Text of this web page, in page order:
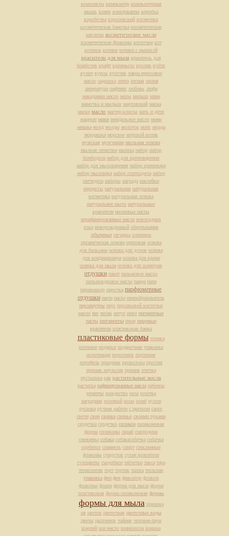
комплекты компьютер компьютерная
мышь конек консерванты коробка
коробочка королевский косметика
косметическая баночка косметические
кислоты косметические масла
косметические флаконы косточки кот
котенок котики котики с мышклй
красители для мыла краситель для
бомбочек крафт креммыло кролик кубтк
кулич курсы кусочек лавра прессовое
масло ладошка лента лесная лилия
литература лифтинг любовь люфа
макадамии масло малы малыш мама
мамочка и мылыш мартовский маска
маски масло мастер-классы мать и дитя
мацерат мики миндальное масло мини
мишка молд молды молоток мопс морда
мордашка морское морской котик
мужская мужчинам мыльная основа
мыльне лепестки мышка набор набор
бомбодела набор для кремоварения
набор для мыловарения набор кремовара
набор мыловара набор плиткодела набор
свечедела наборы награда наклейки
нарциссы натуральная натуральная
косметика натуральная основа
натуральное мыло натуральные
красители неоновые пасты
нерафинированные масла новогодняя
елка новорожденный обертывания
объемные овчарка олененок
органическая основа ореховая основа
для бальзама основа для духов основа
для кондиционера основа для крема
основа для мыла основа для шампуня
отдушки пакет пальмовое масло
пальмоядровое масло панда папа
парикмахер парочка парфюмерные
отдушки паста пасха пенообразователь
перламутры перс персиковой косточки
масло пес песик петух пиво пигментные
пасты пигменты пион пищевые
красители пластиковая банка
пластиковые формы пленка
плетеное подарки подарочная упаковка
полотенцце поросенок портмоне
портфель праздник проволока простая
прямая эмульсия пряник птичка
пустышка рак растительные масла
расческа рафинированные масла ребенок
рецепты рождество роза розетка
наградная розовый розы ромб рулон
русалка ручная работа с цветком сапог
свечи свин свинка свинья своими руками
сердечки сердечко силикон силиконовая
форма силиконы скраб смородина
снежинка собака собакасобачка собачка
сорбитол спаниель спирт стеклянные
флаконы сундучок сухие красители
сухоцветы съедобное таблетки такса тара
технология торт тортик тыква тюльпан
упаковка фен фея фиксатор флакон
флаконы флаон форма для мыла форма
пластиковая форма силиконовая формы
формы для мыла хрюшка
цв цветок цветочная цветочные воды
цветы цыпленок чайная человек-паук
шарпей ши масло шиншилла шишка